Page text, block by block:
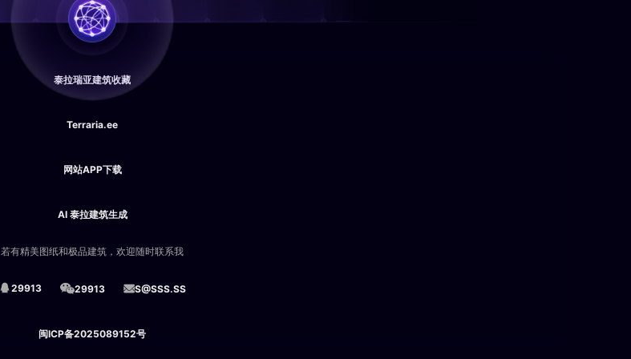
泰拉瑞亚建筑收藏
Terraria.ee
网站APP下载
AI 泰拉建筑生成
若有精美图纸和极品建筑，欢迎随时联系我
29913 29913 S@SSS.SS
闽ICP备2025089152号